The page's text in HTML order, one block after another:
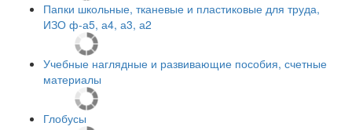
Папки школьные, тканевые и пластиковые для труда,
ИЗО ф-а5, а4, а3, а2
Учебные наглядные и развивающие пособия, счетные
материалы
Глобусы